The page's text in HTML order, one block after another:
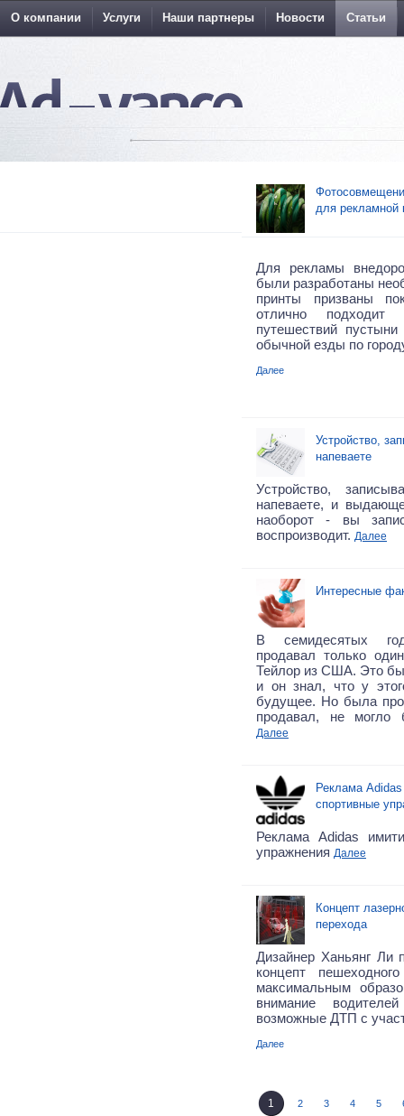
О компании Услуги Наши партнеры Новости Статьи
для рекламной
Для рекламы
были разработаны
принты призваны
отлично
путешествий
обычной езды по
Далее
Устройство,
напеваете
Устройство,
напеваете, и
наоборот - вы
воспроизводит. Далее
Интересные
В семидесятых
продавал только
Тейлор из США. Это
и он знал, что у
будущее. Но была
продавал, не могло
Далее
Реклама
спортивные
Реклама Adidas
упражнения Далее
Концепт
перехода
Дизайнер Ханьянг Ли
концепт
максимальным
внимание
возможные ДТП с
Далее
1 2 3 4 5